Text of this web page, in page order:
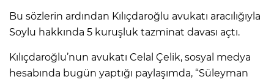
Bu sözlerin ardından Kılıçdaroğlu avukatı aracılığıyla
Soylu hakkında 5 kuruşluk tazminat davası açtı.
Kılıçdaroğlu’nun avukatı Celal Çelik, sosyal medya
hesabında bugün yaptığı paylaşımda, “Süleyman